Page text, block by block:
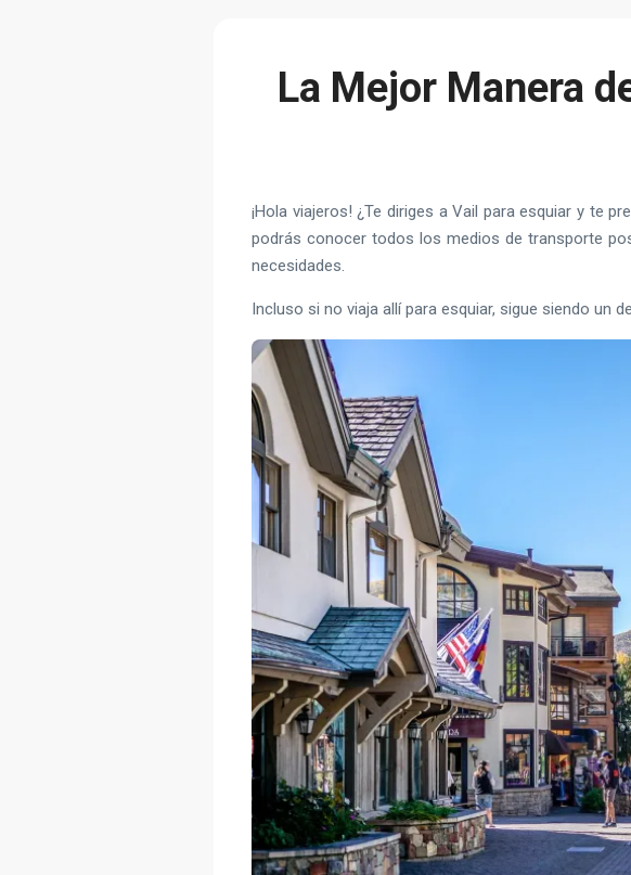
La Mejor Manera
¡Hola viajeros! ¿Te diriges a Vail para esquiar y te
podrás conocer todos los medios de transporte
necesidades.
Incluso si no viaja allí para esquiar, sigue siendo un